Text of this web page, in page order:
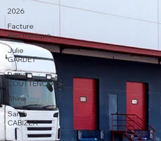
2026
Facture
électronique
Julie
GARDET
David
COUTTENCEAU
Shine
Sarah
CABIZZA